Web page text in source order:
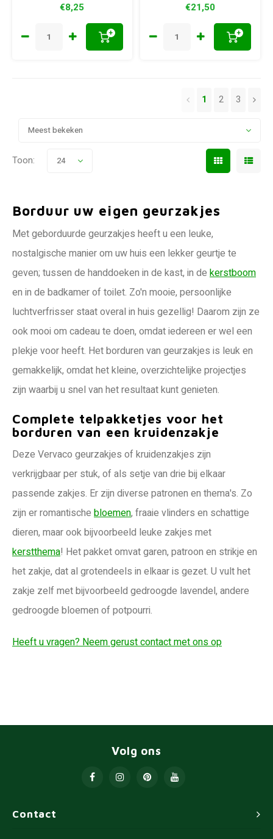
€8,25
+
€21,50
+
Meest bekeken
1 2 3
Toon: 24
Borduur uw eigen geurzakjes
Met geborduurde geurzakjes heeft u een leuke,
nostalgische manier om uw huis een lekker geurtje te
geven; tussen de handdoeken in de kast, in de kerstboom
en in de badkamer of toilet. Zo'n mooie, persoonlijke
luchtverfrisser staat overal in huis gezellig! Daarom zijn ze
ook mooi om cadeau te doen, omdat iedereen er wel een
plekje voor heeft. Het borduren van geurzakjes is leuk en
gemakkelijk, omdat het kleine, overzichtelijke projectjes
zijn waarbij u snel van het resultaat kunt genieten.
Complete telpakketjes voor het
borduren van een kruidenzakje
Deze Vervaco geurzakjes of kruidenzakjes zijn
verkrijgbaar per stuk, of als setje van drie bij elkaar
passende zakjes. Er zijn diverse patronen en thema's. Zo
zijn er romantische bloemen, fraaie vlinders en schattige
dieren, maar ook bijvoorbeeld leuke zakjes met
kerstthema! Het pakket omvat garen, patroon en strikje en
het zakje, dat al grotendeels in elkaar is gezet. U vult het
zakje zelf met bijvoorbeeld gedroogde lavendel, andere
gedroogde bloemen of potpourri.
Heeft u vragen? Neem gerust contact met ons op
Contact
Volg ons